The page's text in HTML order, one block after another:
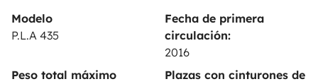
Modelo
P.L.A 435
Fecha de primera
circulación:
2016
Peso total máximo
Plazas con cinturones de
Contrato de alquiler
Asistencias de alquiler